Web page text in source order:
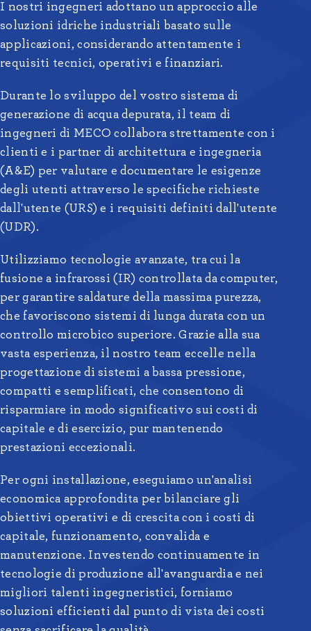
I nostri ingegneri adottano un approccio alle
soluzioni idriche industriali basato sulle
applicazioni, considerando attentamente i
requisiti tecnici, operativi e finanziari.
Durante lo sviluppo del vostro sistema di
generazione di acqua depurata, il team di
ingegneri di MECO collabora strettamente con i
clienti e i partner di architettura e ingegneria
(A&E) per valutare e documentare le esigenze
degli utenti attraverso le specifiche richieste
dall'utente (URS) e i requisiti definiti dall'utente
(UDR).
Utilizziamo tecnologie avanzate, tra cui la
fusione a infrarossi (IR) controllata da computer,
per garantire saldature della massima purezza,
che favoriscono sistemi di lunga durata con un
controllo microbico superiore. Grazie alla sua
vasta esperienza, il nostro team eccelle nella
progettazione di sistemi a bassa pressione,
compatti e semplificati, che consentono di
risparmiare in modo significativo sui costi di
capitale e di esercizio, pur mantenendo
prestazioni eccezionali.
Per ogni installazione, eseguiamo un'analisi
economica approfondita per bilanciare gli
obiettivi operativi e di crescita con i costi di
capitale, funzionamento, convalida e
manutenzione. Investendo continuamente in
tecnologie di produzione all'avanguardia e nei
migliori talenti ingegneristici, forniamo
soluzioni efficienti dal punto di vista dei costi